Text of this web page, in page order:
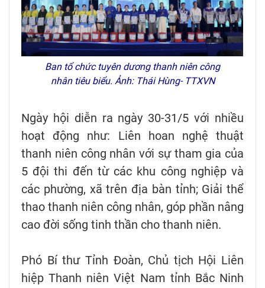
Ban tổ chức tuyên dương thanh niên công
nhân tiêu biểu. Ảnh: Thái Hùng- TTXVN
Ngày hội diễn ra ngày 30-31/5 với nhiều
hoạt động như: Liên hoan nghệ thuật
thanh niên công nhân với sự tham gia của
5 đội thi đến từ các khu công nghiệp và
các phường, xã trên địa bàn tỉnh; Giải thể
thao thanh niên công nhân, góp phần nâng
cao đời sống tinh thần cho thanh niên.
Phó Bí thư Tỉnh Đoàn, Chủ tịch Hội Liên
hiệp Thanh niên Việt Nam tỉnh Bắc Ninh